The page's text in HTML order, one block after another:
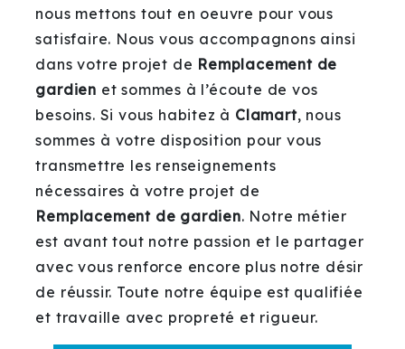
nous mettons tout en oeuvre pour vous
satisfaire. Nous vous accompagnons ainsi
dans votre projet de Remplacement de
gardien et sommes à l’écoute de vos
besoins. Si vous habitez à Clamart, nous
sommes à votre disposition pour vous
transmettre les renseignements
nécessaires à votre projet de
Remplacement de gardien. Notre métier
est avant tout notre passion et le partager
avec vous renforce encore plus notre désir
de réussir. Toute notre équipe est qualifiée
et travaille avec propreté et rigueur.